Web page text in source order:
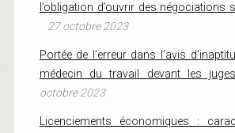
l’obligation d’ouvrir des négociations
27 octobre 2023
Portée de l’erreur dans l’avis
médecin du travail devant les
octobre 2023
Licenciements économiques :